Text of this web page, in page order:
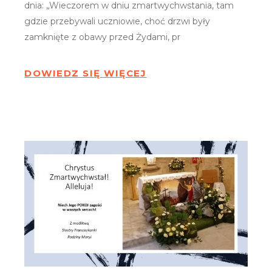
dnia: „Wieczorem w dniu zmartwychwstania, tam
gdzie przebywali uczniowie, choć drzwi były
zamknięte z obawy przed Żydami, pr
DOWIEDZ SIĘ WIĘCEJ